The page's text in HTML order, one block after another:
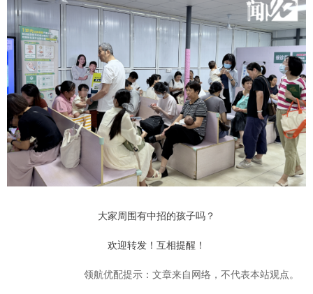
大家周围有中招的孩子吗？
欢迎转发！互相提醒！
领航优配提示：文章来自网络，不代表本站观点。